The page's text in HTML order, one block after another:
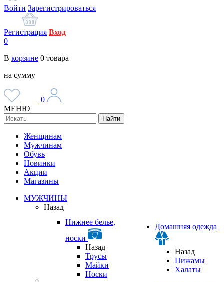
Войти Зарегистрироваться
Регистрация Вход
0
В корзине 0 товара
на сумму
0
МЕНЮ
Найти
Женщинам
Мужчинам
Обувь
Новинки
Акции
Магазины
МУЖЧИНЫ
Назад
Нижнее белье,
носки
Назад
Трусы
Майки
Носки
Домашняя одежда
Назад
Пижамы
Халаты